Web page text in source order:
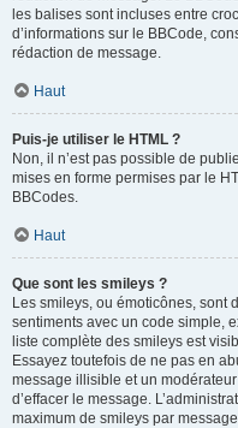
les balises sont incluses entre
d’informations sur le BBCode,
rédaction de message.
Haut
Puis-je utiliser le HTML ?
Non, il n’est pas possible de
mises en forme permises par le
BBCodes.
Haut
Que sont les smileys ?
Les smileys, ou émoticônes, sont
sentiments avec un code simple,
liste complète des smileys est
Essayez toutefois de ne pas en
message illisible et un
d’effacer le message.
maximum de smileys par